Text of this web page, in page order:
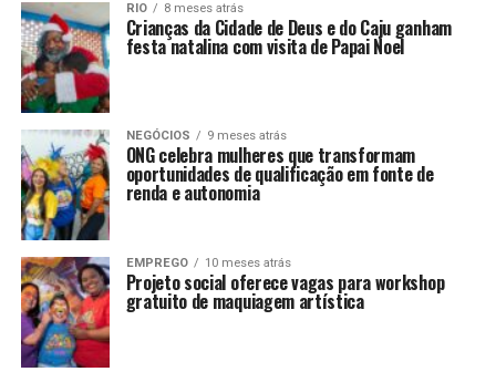
RIO 8 meses atrás
Crianças da Cidade de Deus e do Caju ganham
festa natalina com visita de Papai Noel
NEGÓCIOS 9 meses atrás
ONG celebra mulheres que transformam
oportunidades de qualificação em fonte de
renda e autonomia
EMPREGO 10 meses atrás
Projeto social oferece vagas para workshop
gratuito de maquiagem artística